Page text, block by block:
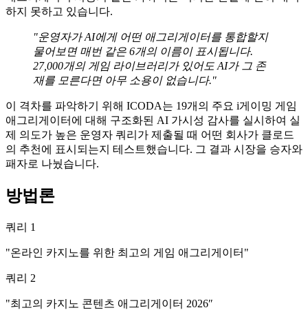
하지 못하고 있습니다.
"운영자가 AI에게 어떤 애그리게이터를 통합할지
물어보면 매번 같은 6개의 이름이 표시됩니다.
27,000개의 게임 라이브러리가 있어도 AI가 그 존
재를 모른다면 아무 소용이 없습니다."
이 격차를 파악하기 위해 ICODA는 19개의 주요 i게이밍 게임
애그리게이터에 대해 구조화된 AI 가시성 감사를 실시하여 실
제 의도가 높은 운영자 쿼리가 제출될 때 어떤 회사가 클로드
의 추천에 표시되는지 테스트했습니다. 그 결과 시장을 승자와
패자로 나눴습니다.
방법론
쿼리 1
"온라인 카지노를 위한 최고의 게임 애그리게이터"
쿼리 2
"최고의 카지노 콘텐츠 애그리게이터 2026″